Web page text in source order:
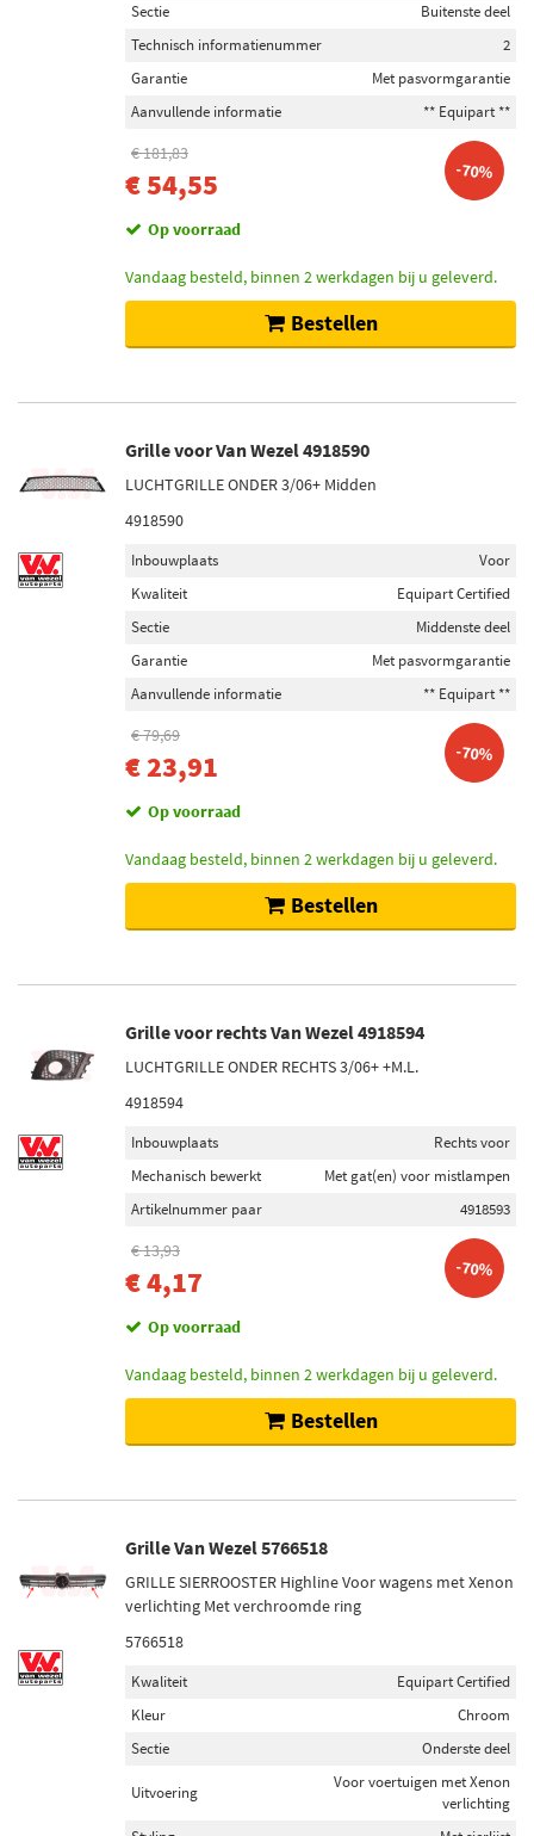
Sectie
Buitenste deel
Technisch informatienummer
2
Garantie
Met pasvormgarantie
Aanvullende informatie
** Equipart **
€ 181,83
€ 54,55 -70%
Op voorraad
Vandaag besteld, binnen 2 werkdagen bij u geleverd.
Bestellen
Grille voor Van Wezel 4918590
LUCHTGRILLE ONDER 3/06+ Midden
4918590
Inbouwplaats
Voor
Kwaliteit
Equipart Certified
Sectie
Middenste deel
Garantie
Met pasvormgarantie
Aanvullende informatie
** Equipart **
€ 79,69
€ 23,91 -70%
Op voorraad
Vandaag besteld, binnen 2 werkdagen bij u geleverd.
Bestellen
Grille voor rechts Van Wezel 4918594
LUCHTGRILLE ONDER RECHTS 3/06+ +M.L.
4918594
Inbouwplaats
Rechts voor
Mechanisch bewerkt
Met gat(en) voor mistlampen
Artikelnummer paar
4918593
€ 13,93
€ 4,17 -70%
Op voorraad
Vandaag besteld, binnen 2 werkdagen bij u geleverd.
Bestellen
Grille Van Wezel 5766518
GRILLE SIERROOSTER Highline Voor wagens met Xenon
verlichting Met verchroomde ring
5766518
Kwaliteit
Equipart Certified
Kleur
Chroom
Sectie
Onderste deel
Uitvoering
Voor voertuigen met Xenon
verlichting